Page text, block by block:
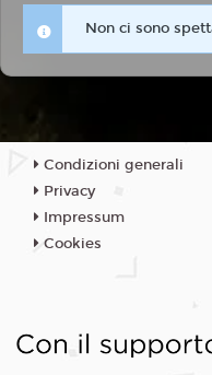
Non ci sono
Condizioni generali
Privacy
Impressum
Cookies